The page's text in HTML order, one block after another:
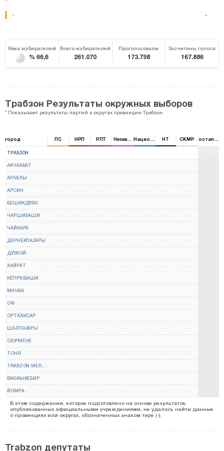
- -
Явка избирателей
% 66,6
Всего избирателей
261.070
Проголосовали
173.798
Засчитаны голоса
167.886
Трабзон Результаты окружных выборов
* Показывает результаты партий в округах провинции Трабзон.
город ПС НРП РПТ НезависимыйНациональная партия
НТ CKMP
ТРАБЗОН - - - - - - -
АКЧААБАТ - - - - - - -
АРАКЛЫ - - - - - - -
АРСИН - - - - - - -
БЕШИКДУЗЮ - - - - - - -
ЧАРШИБАШИ - - - - - - -
ЧАЙКАРА - - - - - - -
ДЕРНЕКПАЗАРЫ - - - - - - -
ДУЗКОЙ - - - - - - -
ХАЙРАТ - - - - - - -
КЁПРЮБАШИ - - - - - - -
МАЧКА - - - - - - -
ОФ - - - - - - -
ОРТАХИСАР - - - - - - -
ШАЛПАЗАРЫ - - - - - - -
СЮРМЕНЕ - - - - - - -
ТОНЯ - - - - - - -
TRABZON MERKEZ - - - - - - -
ВАКФЫКЕБИР - - - - - - -
ЙОМРА - - - - - - -
В этом содержании, которое подготовлено на основе результатов,
опубликованных официальными учреждениями, не удалось найти данные
о провинциях или округах, обозначенных знаком тире (-).
Trabzon депутаты